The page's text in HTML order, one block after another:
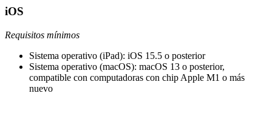
iOS
Requisitos mínimos
Sistema operativo (iPad): iOS 15.5 o posterior
Sistema operativo (macOS): macOS 13 o posterior,
compatible con computadoras con chip Apple M1 o más
nuevo